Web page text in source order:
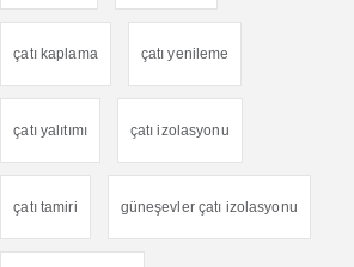
çatı kaplama çatı yenileme
çatı yalıtımı çatı izolasyonu
çatı tamiri güneşevler çatı izolasyonu